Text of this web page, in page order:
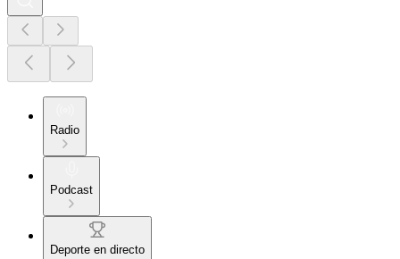
Radio
Podcast
Deporte en directo